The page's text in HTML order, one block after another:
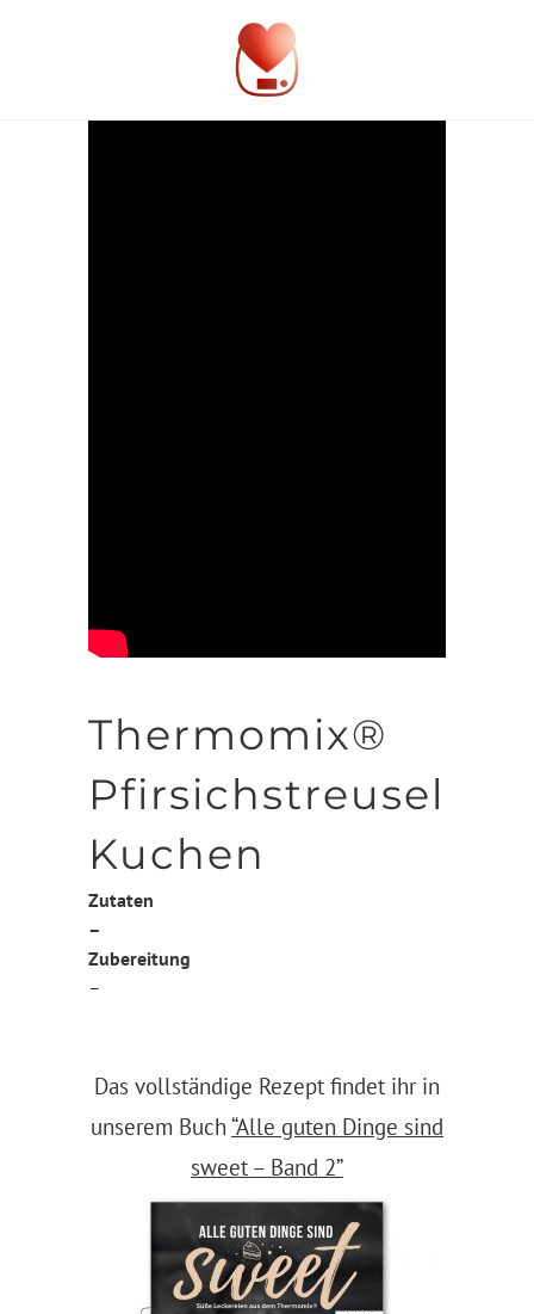
Thermomix®
Pfirsichstreusel
Kuchen
Zutaten
–
Zubereitung
–
Das vollständige Rezept findet ihr in
unserem Buch “Alle guten Dinge sind
sweet – Band 2”